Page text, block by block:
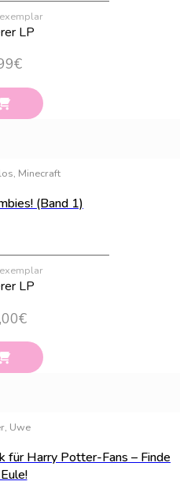
LP
€
Minecraft
(Band 1)
LP
€
Uwe
für Harry Potter-Fans – Finde